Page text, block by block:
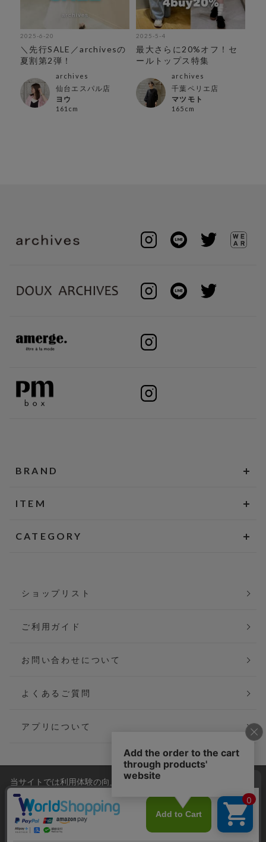
2025-6-20
＼先行SALE／archivesの
夏割第2弾！
archives
仙台エスパル店
ヨウ
161cm
2025-5-4
最大さらに20%オフ！セ
ールトップス特集
archives
千葉ペリエ店
マツモト
165cm
BRAND
ITEM
CATEGORY
ショップリスト
ご利用ガイド
お問い合わせについて
よくあるご質問
アプリについて
会社概要
ご利用規約
個人情報保護方針
当サイトでは利用体験の向上およびコンテンツの最適な提供、ト
ラフィックの分析を目的としてCookieを使用しています。
サイトの閲覧を継続された場合、Cookieの利用に同意したことも
のといたします。
詳細については
プライバシーポリシーをご確認ください。